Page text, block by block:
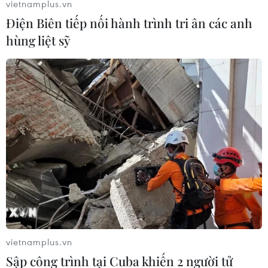
Mỹ điều tra vụ nổ súng bên ngoài cơ quan
an ninh quốc gia
14/02/2018 14:51
Theo truyền thông địa phương, có 3 người bị bắn và 1
người bị bắt gần trụ sở NSA. Nhà Trắng tuyên bố, Tổng
thống Donald Trump đã được báo cáo về thông tin trên.
vietnamplus.vn
Điện Biên tiếp nối hành trình tri ân các anh
hùng liệt sỹ
vietnamplus.vn
Sập công trình tại Cuba khiến 2 người tử